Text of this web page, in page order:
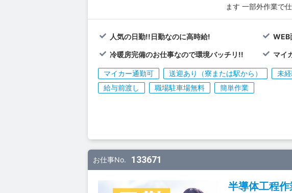
ます 一部外作業で
人気の日勤!!日勤なのに高時給! WEB
冷暖房完備のお仕事なので環境バッチリ!! マイ
マイカー通勤可 送迎あり（寮または駅から） 未
給与前渡し
職場駐車場無料 簡単作業
お仕事No. 133671
半導体工程作